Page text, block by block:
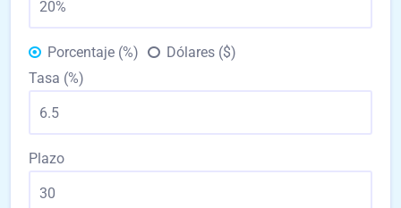
Porcentaje (%)
Dólares ($)
Tasa (%)
Plazo